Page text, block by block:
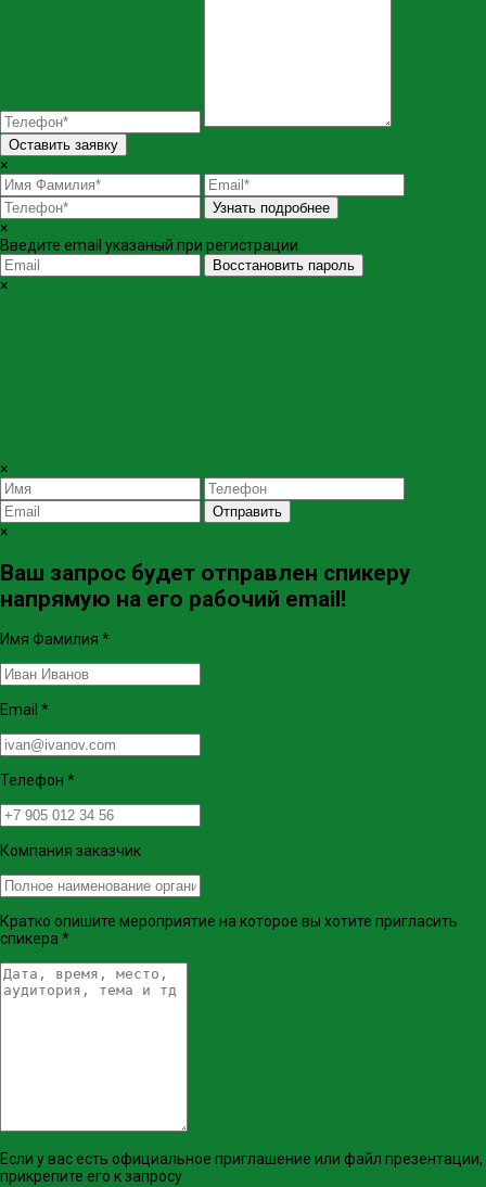
Оставить заявку
×
Узнать подробнее
×
Введите email указаный при регистрации
Восстановить пароль
×
×
Отправить
×
Ваш запрос будет отправлен спикеру
напрямую на его рабочий email!
Имя Фамилия *
Email *
Телефон *
Компания заказчик
Кратко опишите мероприятие на которое вы хотите пригласить
спикера *
Если у вас есть официальное приглашение или файл презентации,
прикрепите его к запросу